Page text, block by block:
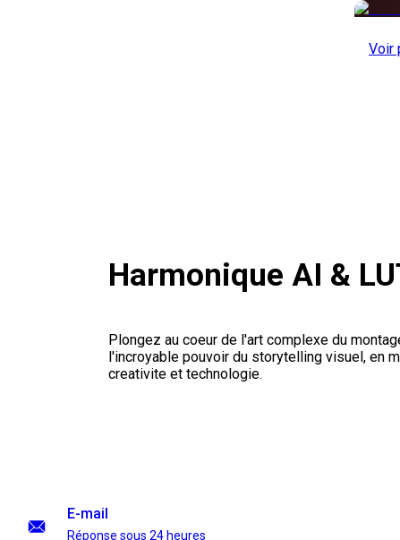
Voir
Harmonique AI &
Plongez au coeur de l'art complexe du
l'incroyable pouvoir du storytelling visuel, en
creativite et technologie.
E-mail
Réponse sous 24 heures